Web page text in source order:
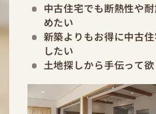
中古住宅でも断熱性や
めたい
新築よりもお得に中古
したい
土地探しから手伝って